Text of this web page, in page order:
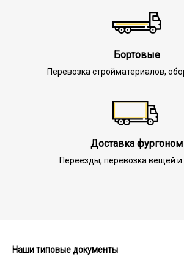
Бортовые
Перевозка стройматериалов,
Доставка фургоном
Переезды, перевозка вещей
Наши типовые документы